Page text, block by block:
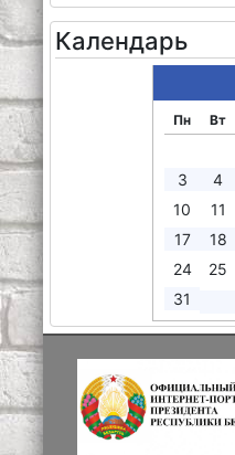
Календарь
Пн Вт
3
4
10
11
17
18
24
25
31